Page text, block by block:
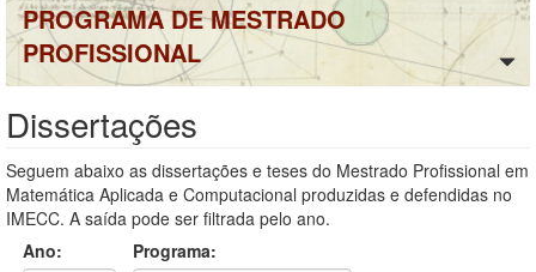
PROGRAMA DE MESTRADO
PROFISSIONAL
Dissertações
Seguem abaixo as dissertações e teses do Mestrado Profissional em
Matemática Aplicada e Computacional produzidas e defendidas no
IMECC. A saída pode ser filtrada pelo ano.
Ano:
Programa: